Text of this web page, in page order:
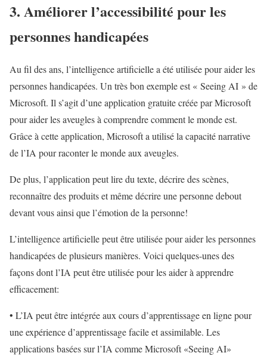
3. Améliorer l’accessibilité pour les
personnes handicapées
Au fil des ans, l’intelligence artificielle a été utilisée pour aider les
personnes handicapées. Un très bon exemple est « Seeing AI » de
Microsoft. Il s’agit d’une application gratuite créée par Microsoft
pour aider les aveugles à comprendre comment le monde est.
Grâce à cette application, Microsoft a utilisé la capacité narrative
de l’IA pour raconter le monde aux aveugles.
De plus, l’application peut lire du texte, décrire des scènes,
reconnaître des produits et même décrire une personne debout
devant vous ainsi que l’émotion de la personne!
L’intelligence artificielle peut être utilisée pour aider les personnes
handicapées de plusieurs manières. Voici quelques-unes des
façons dont l’IA peut être utilisée pour les aider à apprendre
efficacement:
• L’IA peut être intégrée aux cours d’apprentissage en ligne pour
une expérience d’apprentissage facile et assimilable. Les
applications basées sur l’IA comme Microsoft «Seeing AI»